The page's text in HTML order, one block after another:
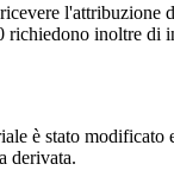
inoltre di
è stato modificato
derivata.